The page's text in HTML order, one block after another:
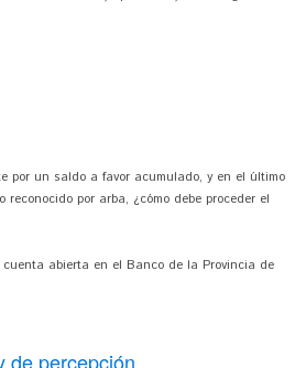
por un saldo a favor acumulado, y en el último
por arba, ¿cómo debe proceder el
abierta en el Banco de la Provincia de
de percepción